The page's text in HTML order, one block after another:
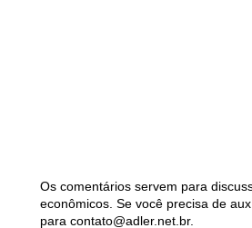
Os comentários servem para
econômicos. Se você precisa de
para contato@adler.net.br.